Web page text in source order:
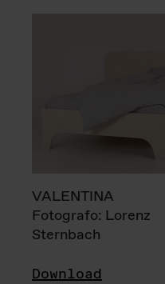
VALENTINA
Fotografo: Lorenz
Sternbach
Download